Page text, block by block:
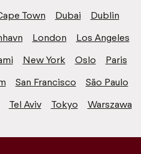
Town Dubai
Dublin
London
Los Angeles
New York Oslo
Paris
San Francisco
São Paulo
Tel Aviv Tokyo Warszawa